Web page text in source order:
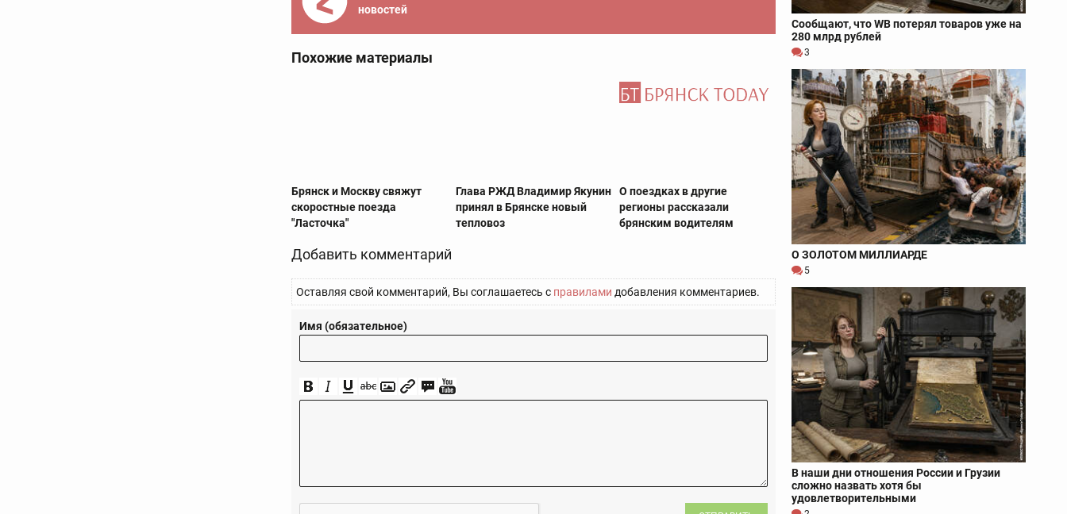
новостей
Похожие материалы
Брянск и Москву свяжут
скоростные поезда
"Ласточка"
Глава РЖД Владимир Якунин
принял в Брянске новый
тепловоз
О поездках в другие
регионы рассказали
брянским водителям
Добавить комментарий
Оставляя свой комментарий, Вы соглашаетесь с правилами добавления комментариев.
Имя (обязательное)
Сообщают, что WB потерял товаров уже на
280 млрд рублей
3
О ЗОЛОТОМ МИЛЛИАРДЕ
5
В наши дни отношения России и Грузии
сложно назвать хотя бы
удовлетворительными